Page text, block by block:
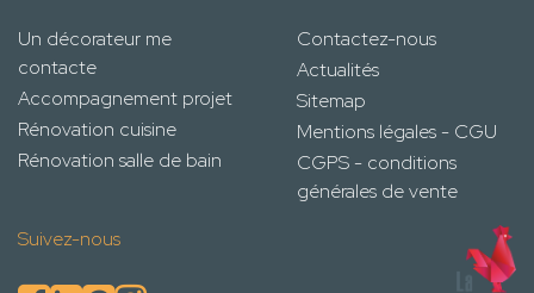
Un décorateur me
contacte
Accompagnement projet
Rénovation cuisine
Rénovation salle de bain
Contactez-nous
Actualités
Sitemap
Mentions légales - CGU
CGPS - conditions
générales de vente
Suivez-nous